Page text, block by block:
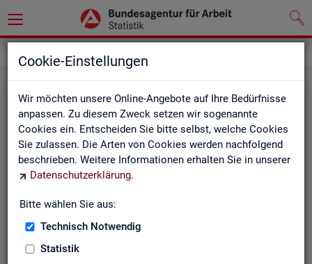
Cookie-Einstellungen
Wir möchten unsere Online-Angebote auf Ihre Bedürfnisse
anpassen. Zu diesem Zweck setzen wir sogenannte
Cookies ein. Entscheiden Sie bitte selbst, welche Cookies
Sie zulassen. Die Arten von Cookies werden nachfolgend
beschrieben. Weitere Informationen erhalten Sie in unserer
Datenschutzerklärung.
Bitte wählen Sie aus:
Technisch Notwendig
Statistik
Rund­schau Ar­beits­markt